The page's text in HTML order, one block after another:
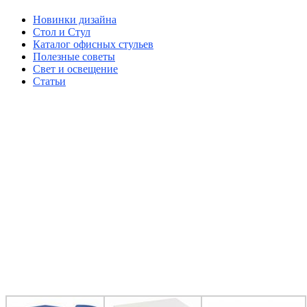
Новинки дизайна
Стол и Стул
Каталог офисных стульев
Полезные советы
Свет и освещение
Статьи